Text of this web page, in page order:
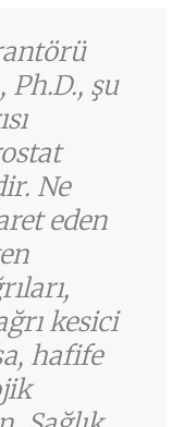
Ph.D., şu
Ne
eden
kesici
hafife